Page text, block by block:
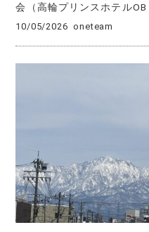
会（高輪プリンスホテルOB
10/05/2026 oneteam